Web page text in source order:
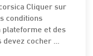
Cliquer sur
conditions
plateforme et des
devez cocher ...